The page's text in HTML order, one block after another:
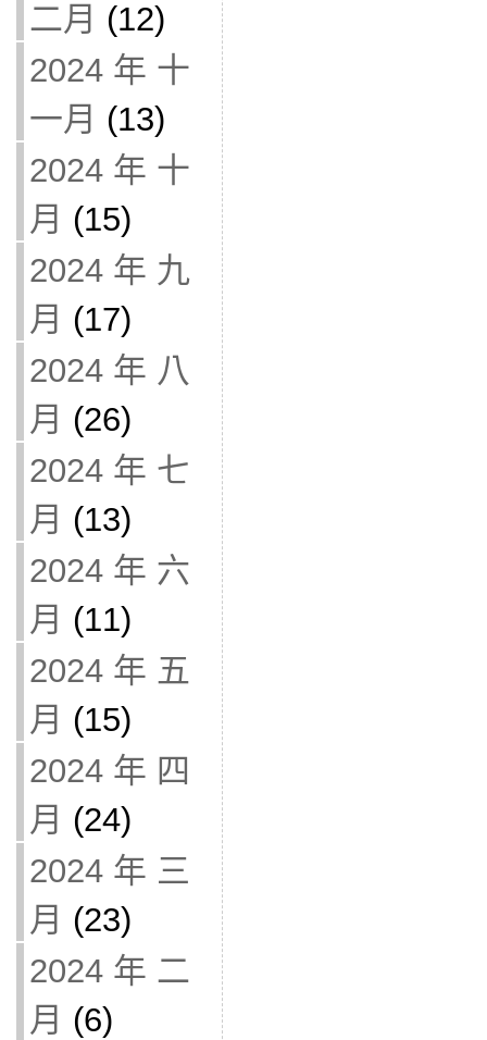
二月 (12)
2024 年 十
一月 (13)
2024 年 十
月 (15)
2024 年 九
月 (17)
2024 年 八
月 (26)
2024 年 七
月 (13)
2024 年 六
月 (11)
2024 年 五
月 (15)
2024 年 四
月 (24)
2024 年 三
月 (23)
2024 年 二
月 (6)